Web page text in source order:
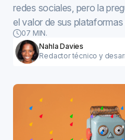
redes sociales, pero la
el valor de sus
07 MIN.
Nahla Davies
Redactor técnico y